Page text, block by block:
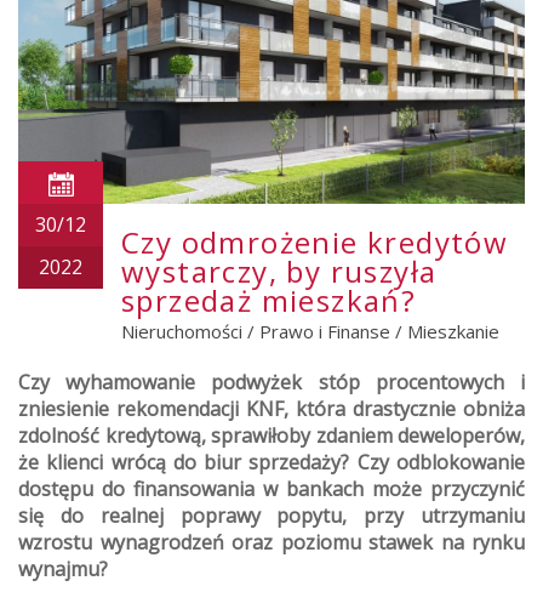
30/12
2022
Czy odmrożenie kredytów
wystarczy, by ruszyła
sprzedaż mieszkań?
Nieruchomości / Prawo i Finanse / Mieszkanie
Czy wyhamowanie podwyżek stóp procentowych i
zniesienie rekomendacji KNF, która drastycznie obniża
zdolność kredytową, sprawiłoby zdaniem deweloperów,
że klienci wrócą do biur sprzedaży? Czy odblokowanie
dostępu do finansowania w bankach może przyczynić
się do realnej poprawy popytu, przy utrzymaniu
wzrostu wynagrodzeń oraz poziomu stawek na rynku
wynajmu?